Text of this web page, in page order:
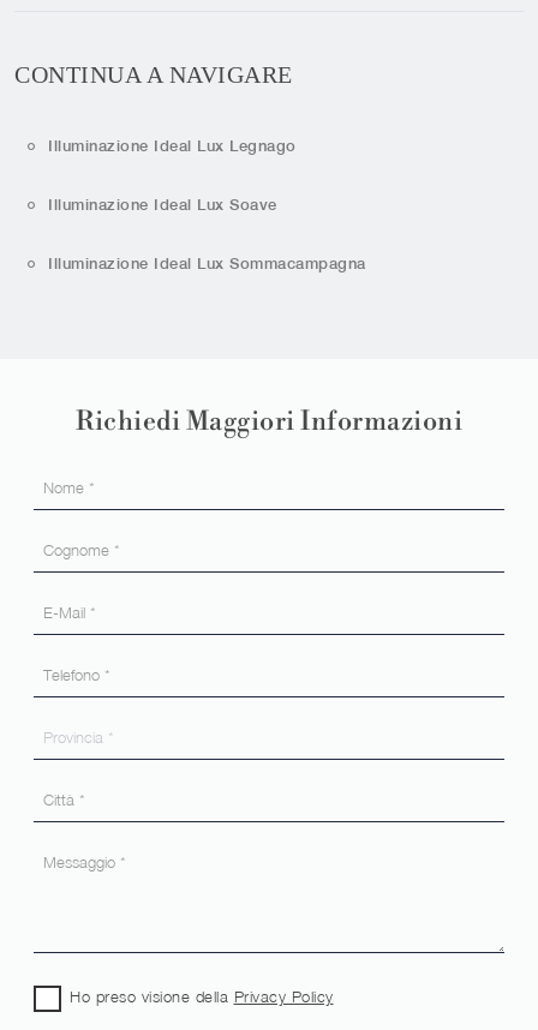
CONTINUA A NAVIGARE
Illuminazione Ideal Lux Legnago
Illuminazione Ideal Lux Soave
Illuminazione Ideal Lux Sommacampagna
Richiedi Maggiori Informazioni
Ho preso visione della Privacy Policy